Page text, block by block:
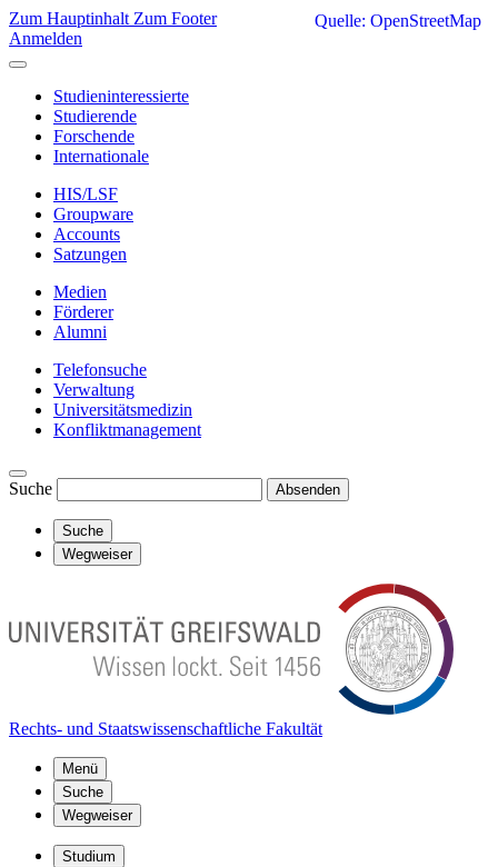
Zum Hauptinhalt Zum Footer
Anmelden
Studieninteressierte
Studierende
Forschende
Internationale
HIS/LSF
Groupware
Accounts
Satzungen
Medien
Förderer
Alumni
Telefonsuche
Verwaltung
Universitätsmedizin
Konfliktmanagement
Suche Absenden
Suche
Wegweiser
Rechts- und Staatswissenschaftliche Fakultät
Menü
Suche
Wegweiser
Studium
Quelle: OpenStreetMap